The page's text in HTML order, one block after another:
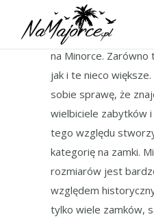
W tej kategorii
na Minorce. Zarówno
jak i te nieco
sobie sprawę, że
wielbiciele zabytków i
tego względu
kategorię na zamki.
rozmiarów jest
względem
tylko wiele zamków,